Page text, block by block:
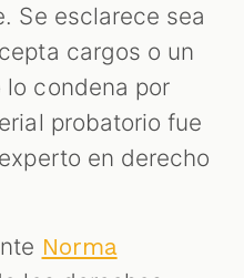
Se esclarece sea
cargos o un
condena por
probatorio fue
en derecho
Norma